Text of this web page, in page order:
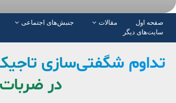
صفحە اول مقالات جنبش‌های اجتماعی
سایت‌های دیگر
تداوم شگفتی‌سازی
در